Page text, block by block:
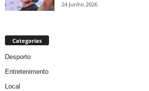
24 Junho 2026
Categorias
Desporto
Entretenimento
Local